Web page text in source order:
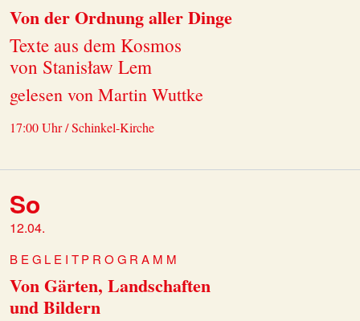
Von der Ordnung aller Dinge
Texte aus dem Kosmos
von Stanisław Lem
gelesen von Martin Wuttke
17:00 Uhr / Schinkel-Kirche
So
12.04.
BEGLEITPROGRAMM
Von Gärten, Landschaften
und Bildern